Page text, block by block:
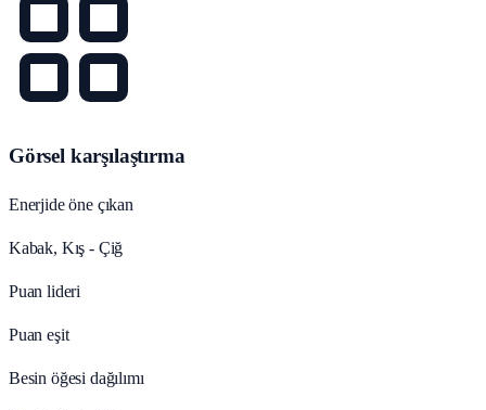
Görsel karşılaştırma
Enerjide öne çıkan
Kabak, Kış - Çiğ
Puan lideri
Puan eşit
Besin öğesi dağılımı